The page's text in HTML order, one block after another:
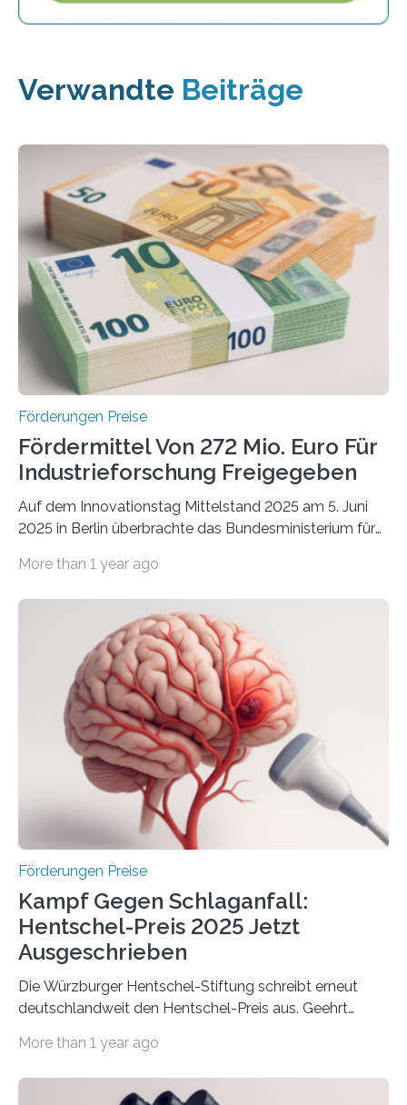
Verwandte Beiträge
Förderungen Preise
Fördermittel Von 272 Mio. Euro Für
Industrieforschung Freigegeben
Auf dem Innovationstag Mittelstand 2025 am 5. Juni
2025 in Berlin überbrachte das Bundesministerium für
Überplanmäßige Verpflichtungsermächtigungen in
Woche vom Haushaltsausschuss freigegeben – unter
anderem zur Unterstützung der
Industrieforschungsprogramme Industrielle
Gemeinschaftsforschung (IGF), Zentrales
Innovationsprogramm Mittelstand (ZIM) und
Innovationskompetenz INNO-KOM. Auf dem
Innovationstag Mittelstand 2025 am 5. Juni 2025 in
Berlin überbrachte das Bundesministerium für
Wirtschaft und Energie eine gute Nachricht:
Überplanmäßige Verpflichtungsermächtigungen in
More than 1 year ago
Förderungen Preise
Kampf Gegen Schlaganfall:
Hentschel-Preis 2025 Jetzt
Ausgeschrieben
Die Würzburger Hentschel-Stiftung schreibt erneut
deutschlandweit den Hentschel-Preis aus. Geehrt
hochrangige wissenschaftliche Publikation zum Thema
Schlaganfall“ mit Sitz in Würzburg fördert die
More than 1 year ago